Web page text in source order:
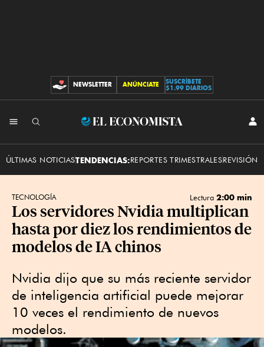
CONTRIBUCIONES
NEWSLETTER ANÚNCIATE
SUSCRÍBETE
$1.99 DIARIOS
El
ÚLTIMAS NOTICIASTENDENCIAS:REPORTES TRIMESTRALESREVISIÓN
TECNOLOGÍA Lectura 2:00 min
Los servidores Nvidia multiplican
hasta por diez los rendimientos de
modelos de IA chinos
Nvidia dijo que su más reciente servidor
de inteligencia artificial puede mejorar
10 veces el rendimiento de nuevos
modelos.